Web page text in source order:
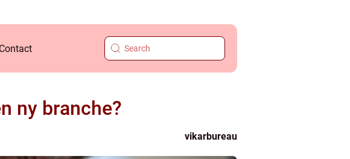
Contact
ny branche?
vikarbureau